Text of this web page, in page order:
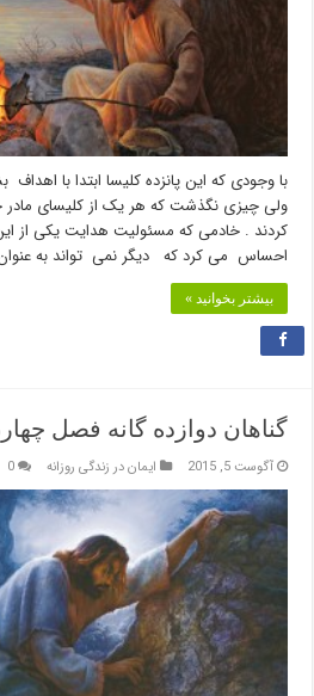
با وجودی که این پانزده کلیسا ابتدا با
ولی چیزی نگذشت که هر یک از کلیسای مادر
کردند . خادمی که مسئولیت هدایت یکی از
احساس می کرد که دیگر نمی تواند به
بیشتر بخوانید »
گناهان دوازده گانه فصل
آگوست 5, 2015 ایمان در زندگی روزانه 0